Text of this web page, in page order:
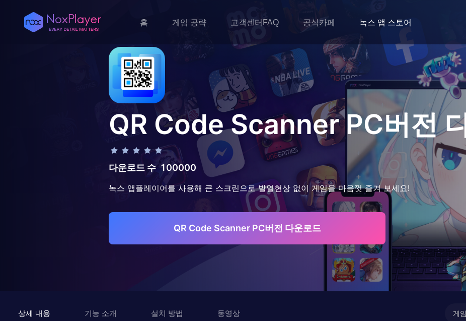
홈 게임 공략 고객센터FAQ 공식카페 녹스 앱 스토어
QR Code ScannerPC버전
다운로드 수 100000
녹스 앱플레이어를 사용해 큰 스크린으로 발열현상 없이 게임을 마음껏 즐겨 보세요!
QR Code Scanner PC버전 다운로드
상세 내용 기능 소개 설치 방법 동영상